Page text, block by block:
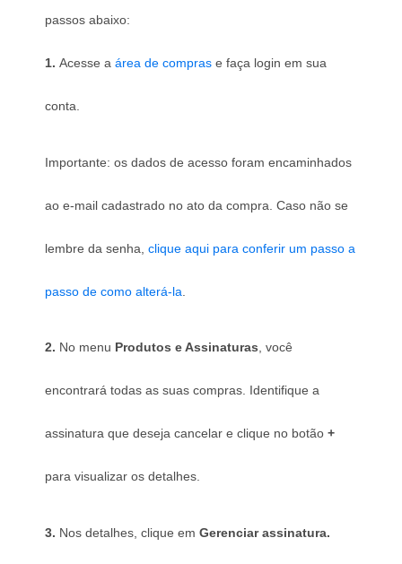
passos abaixo:
1. Acesse a área de compras e faça login em sua
conta.
Importante: os dados de acesso foram encaminhados
ao e-mail cadastrado no ato da compra. Caso não se
lembre da senha, clique aqui para conferir um passo a
passo de como alterá-la
2. No menu Produtos e Assinaturas , você
encontrará todas as suas compras. Identifique a
assinatura que deseja cancelar e clique no botão
para visualizar os detalhes.
3. Nos detalhes, clique em Gerenciar assinatura.